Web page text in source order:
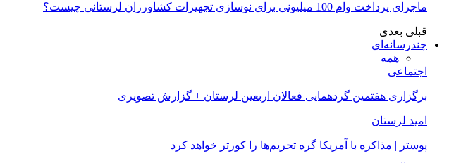
ماجرای پرداخت وام 100 میلیونی برای نوسازی تجهیزات کشاورزان لرستانی چیست؟
قبلی بعدی
چندرسانه‌ای
همه
اجتماعی
برگزاری هفتمین گردهمایی فعالان اربعین لرستان + گزارش تصویری
امید لرستان
پوستر | مذاکره با آمریکا گره تحریم‌ها را کورتر خواهد کرد